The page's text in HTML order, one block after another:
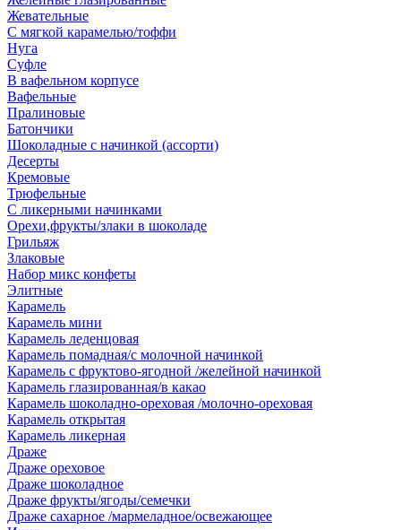
Жевательные
С мягкой карамелью/тоффи
Нуга
Суфле
В вафельном корпусе
Вафельные
Пралиновые
Батончики
Шоколадные с начинкой (ассорти)
Десерты
Кремовые
Трюфельные
С ликерными начинками
Орехи,фрукты/злаки в шоколаде
Грильяж
Злаковые
Набор микс конфеты
Элитные
Карамель
Карамель мини
Карамель леденцовая
Карамель помадная/с молочной начинкой
Карамель с фруктово-ягодной /желейной начинкой
Карамель глазированная/в какао
Карамель шоколадно-ореховая /молочно-ореховая
Карамель открытая
Карамель ликерная
Драже
Драже ореховое
Драже шоколадное
Драже фрукты/ягоды/семечки
Драже сахарное /мармеладное/освежающее